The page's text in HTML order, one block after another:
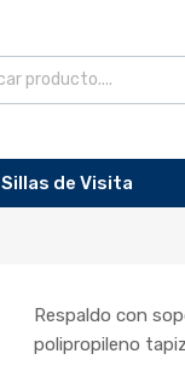
Sillas de Visita
Respaldo con
polipropileno